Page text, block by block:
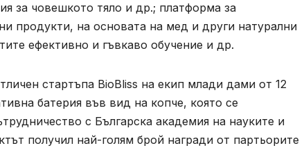
за човешкото тяло и др.; платформа за
продукти, на основата на мед и други натурални
ефективно и гъвкаво обучение и др.
стартъпа BioBliss на екип млади дами от 12
батерия във вид на копче, която се
с Българска академия на науките и
получил най-голям брой награди от партьорите